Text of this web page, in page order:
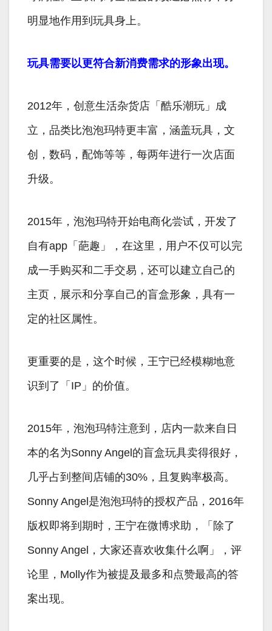
明显地作用到玩具身上。
玩具需要以更符合新消费需求的形象出现。
2012年，创意生活杂货店「酷乐潮玩」成
立，品类比泡泡玛特更丰富，涵盖玩具，文
创，数码，配饰等等，每两年进行一次店面
升级。
2015年，泡泡玛特开始电商化尝试，开发了
自有app「葩趣」，在这里，用户不仅可以完
成一手购买和二手交易，还可以建立自己的
主页，展示和分享自己的盲盒形象，具有一
定的社区属性。
更重要的是，这个时候，王宁已经模糊地意
识到了「IP」的价值。
2015年，泡泡玛特注意到，店内一款来自日
本的名为Sonny Angel的盲盒玩具卖得很好，
几乎占到整间店铺的30%，且复购率极高。
Sonny Angel是泡泡玛特的授权产品，2016年
版权即将到期时，王宁在微博求助，「除了
Sonny Angel，大家还喜欢收集什么啊」，评
论里，Molly作为被提及最多和点赞最高的答
案出现。